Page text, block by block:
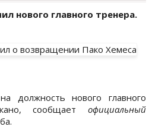
нового главного тренера.
должность нового главного
сообщает официальный